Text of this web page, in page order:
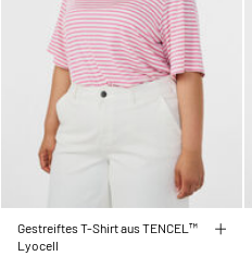
Gestreiftes T-Shirt aus TENCEL™
Lyocell